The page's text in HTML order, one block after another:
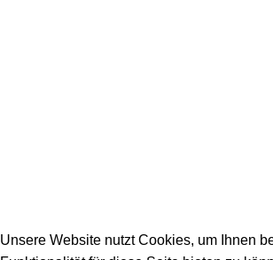
Unsere Website nutzt Cookies, um Ihnen